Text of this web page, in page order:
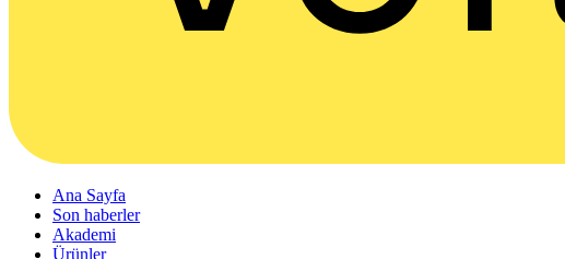
Ana Sayfa
Son haberler
Akademi
Ürünler